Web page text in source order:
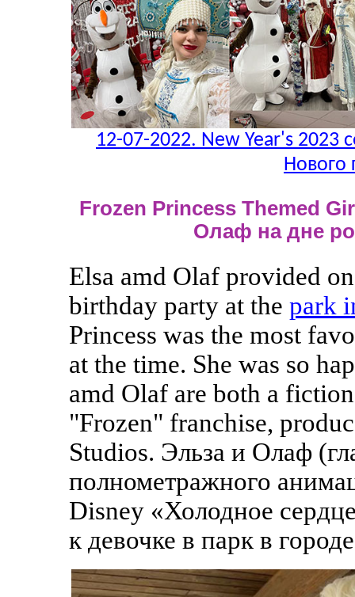
12-07-2022. New Year's 2023
Нового
Frozen Princess Themed
Олаф на дне
Elsa amd Olaf provided
birthday party at the park
Princess was the most
at the time. She was so
amd Olaf are both a
"Frozen" franchise,
Studios. Эльза и Олаф
полнометражного
Disney «Холодное
к девочке в парк в